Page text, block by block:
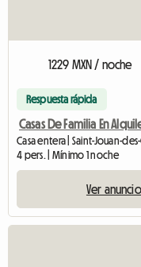
1229 MXN / noche
Respuesta rápida
Casas De Familia En
Casa entera | Saint-Jouan-
4 pers. | Mínimo 1 noche
Ver anuncio